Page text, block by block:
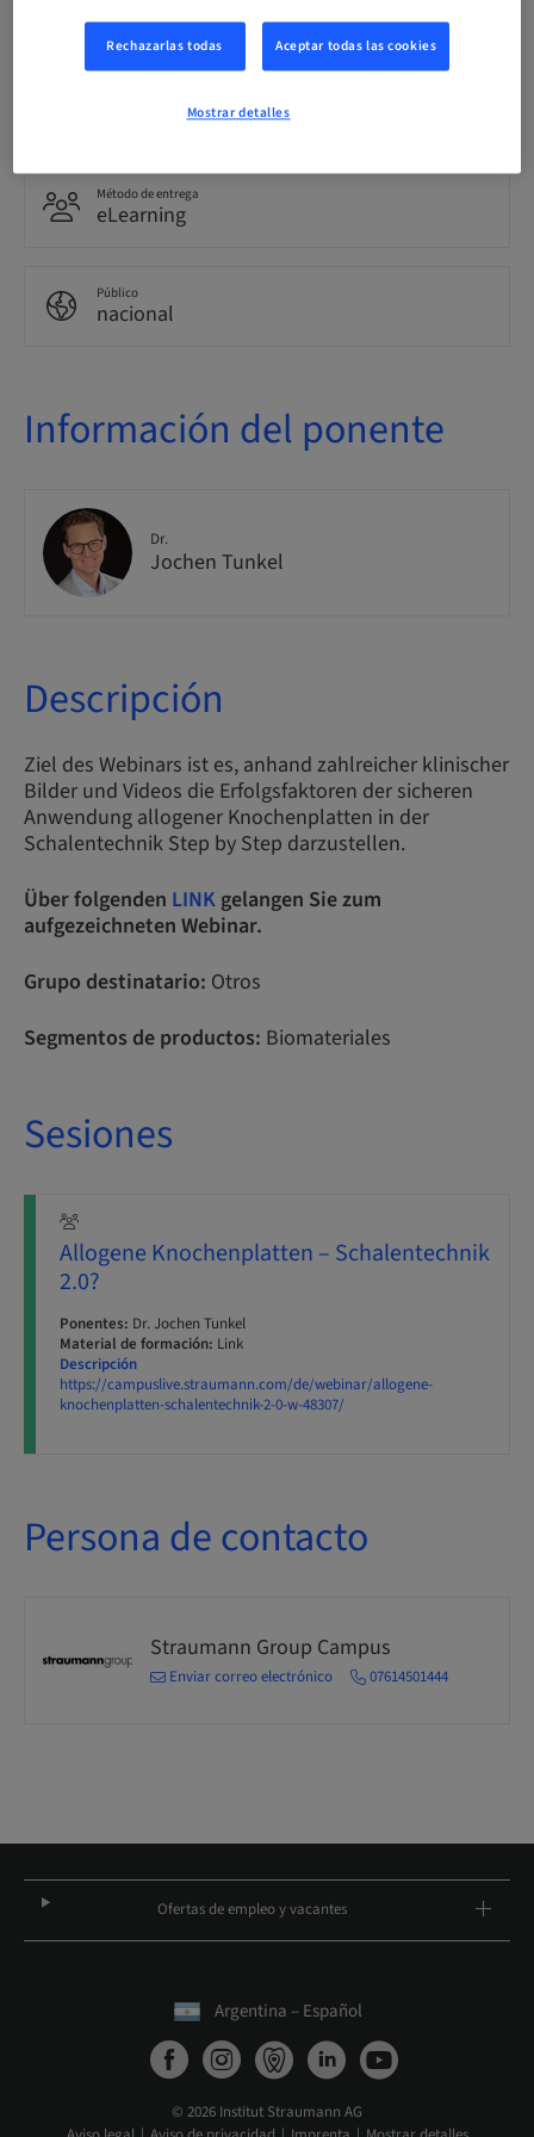
Alemán
0.00 Puntos
Método de entrega
eLearning
Público
nacional
Información del ponente
Dr.
Jochen Tunkel
Descripción
Ziel des Webinars ist es, anhand zahlreicher klinischer
Bilder und Videos die Erfolgsfaktoren der sicheren
Anwendung allogener Knochenplatten in der
Schalentechnik Step by Step darzustellen.
Über folgenden LINKgelangen Sie zum
aufgezeichneten Webinar.
Grupo destinatario: Otros
Segmentos de productos: Biomateriales
Sesiones
Allogene Knochenplatten – Schalentechnik
2.0?
Ponentes: Dr. Jochen Tunkel
Material de formación: Link
Descripción
https://campuslive.straumann.com/de/webinar/allogene-
knochenplatten-schalentechnik-2-0-w-48307/
Persona de contacto
Straumann Group Campus
Enviar correo electrónico 07614501444
Ofertas de empleo y vacantes
Argentina – Español
© 2026 Institut Straumann AG
Rechazarlas todas Aceptar todas las cookies
Mostrar detalles